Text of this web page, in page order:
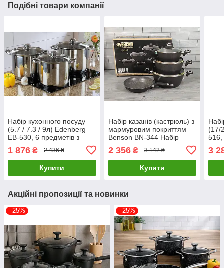
Подібні товари компанії
Набір кухонного посуду
(5.7 / 7.3 / 9л) Edenberg
EB-530, 6 предметів з
нержавіючої сталі / Набір
великих каструль
1 876 ₴ 2 436 ₴
Купити
Набір казанів (кастрюль) з
мармуровим покриттям
Benson BN-344 Набір
предметів
2 356₴ 3 142 ₴
Купити
(17/
516,
3
Акційні пропозиції та новинки
–25% –25%